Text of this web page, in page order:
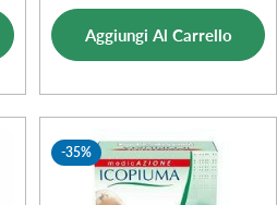
di
vendita
normale
Aggiungi Al Carrello
-35%